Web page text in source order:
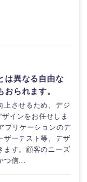
本県
崎県
縄県
は異なる自由な
られます。
上させるため、デジ
インをお任せしま
プリケーションのデ
ザーテスト等、デザ
ます。顧客のニーズ
信...